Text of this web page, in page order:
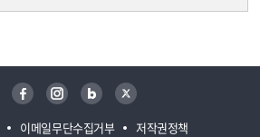
이메일무단수집거부 저작권정책
페이스북 인스타그램 블로그 트위터